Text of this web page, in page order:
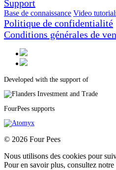
Support
Base de connaissance Video
Politique de confidentialité
Conditions générales de
Developed with the support of
FourPees supports
© 2026 Four Pees
Nous utilisons des cookies pour
Pour en savoir plus, consultez notre